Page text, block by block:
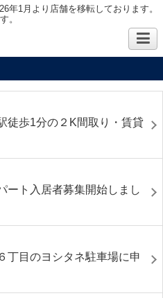
年1月より店舗を移転しております。
。
徒歩1分の２K間取り・賃貸
ート入居者募集開始しまし
丁目のヨシタネ駐車場に申